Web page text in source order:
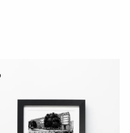
78.00 zł
do
250.00 zł